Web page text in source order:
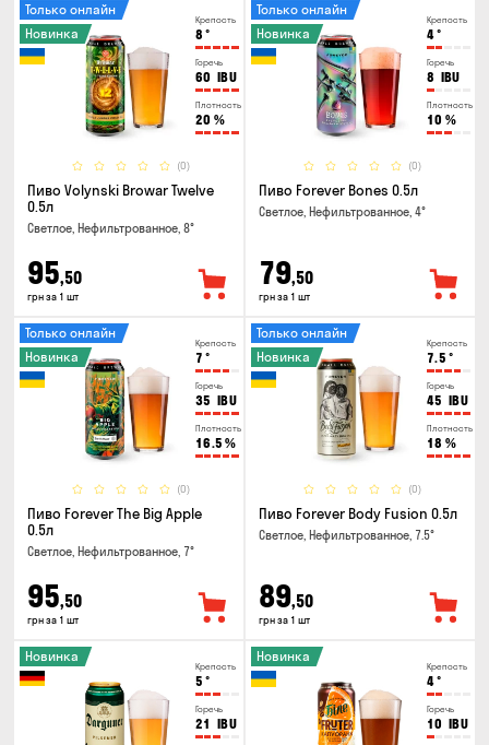
Крепость
8 °
Горечь
60 IBU
Плотность
20 %
(0)
Только онлайн
Новинка
Пиво Volynski Browar Twelve
0.5л
Светлое, Нефильтрованное, 8°
95,50
грн за 1 шт
Крепость
4°
Горечь
8 IBU
Плотность
10 %
(0)
Только онлайн
Новинка
Пиво Forever Bones 0.5л
Светлое, Нефильтрованное, 4°
79,50
грн за 1 шт
Крепость
7 °
Горечь
35 IBU
Плотность
16.5 %
(0)
Только онлайн
Новинка
Пиво Forever The Big Apple
0.5л
Светлое, Нефильтрованное, 7°
95,50
грн за 1 шт
Крепость
7.5 °
Горечь
45 IBU
Плотность
18 %
(0)
Только онлайн
Новинка
Пиво Forever Body Fusion 0.5л
Светлое, Нефильтрованное, 7.5°
89,50
грн за 1 шт
Крепость
5 °
Горечь
21 IBU
Новинка
Крепость
4°
Горечь
10 IBU
Новинка